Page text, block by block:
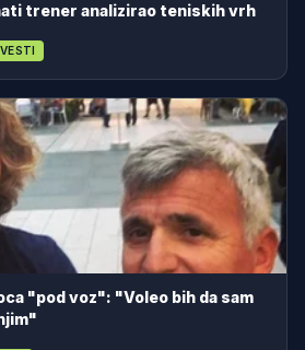
trener analizirao teniskih vrh
VESTI
"pod voz": "Voleo bih da sam